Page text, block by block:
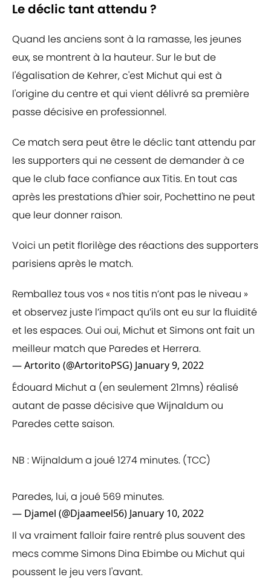
Le déclic tant attendu ?
Quand les anciens sont à la ramasse, les jeunes
eux, se montrent à la hauteur. Sur le but de
l'égalisation de Kehrer, c'est Michut qui est à
l'origine du centre et qui vient délivré sa première
passe décisive en professionnel.
Ce match sera peut être le déclic tant attendu par
les supporters qui ne cessent de demander à ce
que le club face confiance aux Titis. En tout cas
après les prestations d'hier soir, Pochettino ne peut
que leur donner raison.
Voici un petit florilège des réactions des supporters
parisiens après le match.
Remballez tous vos « nos titis n’ont pas le niveau »
et observez juste l’impact qu’ils ont eu sur la fluidité
et les espaces. Oui oui, Michut et Simons ont fait un
meilleur match que Paredes et Herrera.
— Artorito (@ArtoritoPSG) January 9, 2022
Édouard Michut a (en seulement 21mns) réalisé
autant de passe décisive que Wijnaldum ou
Paredes cette saison.
NB : Wijnaldum a joué 1274 minutes. (TCC)
Paredes, lui, a joué 569 minutes.
— Djamel (@Djaameel56) January 10, 2022
Il va vraiment falloir faire rentré plus souvent des
mecs comme Simons Dina Ebimbe ou Michut qui
poussent le jeu vers l'avant.